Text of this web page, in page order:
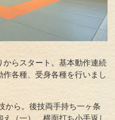
らスタート。基本動作連続
各種、受身各種を行いまし
から。後技両手持ち一ヶ条
（一）、横面打ち小手返し